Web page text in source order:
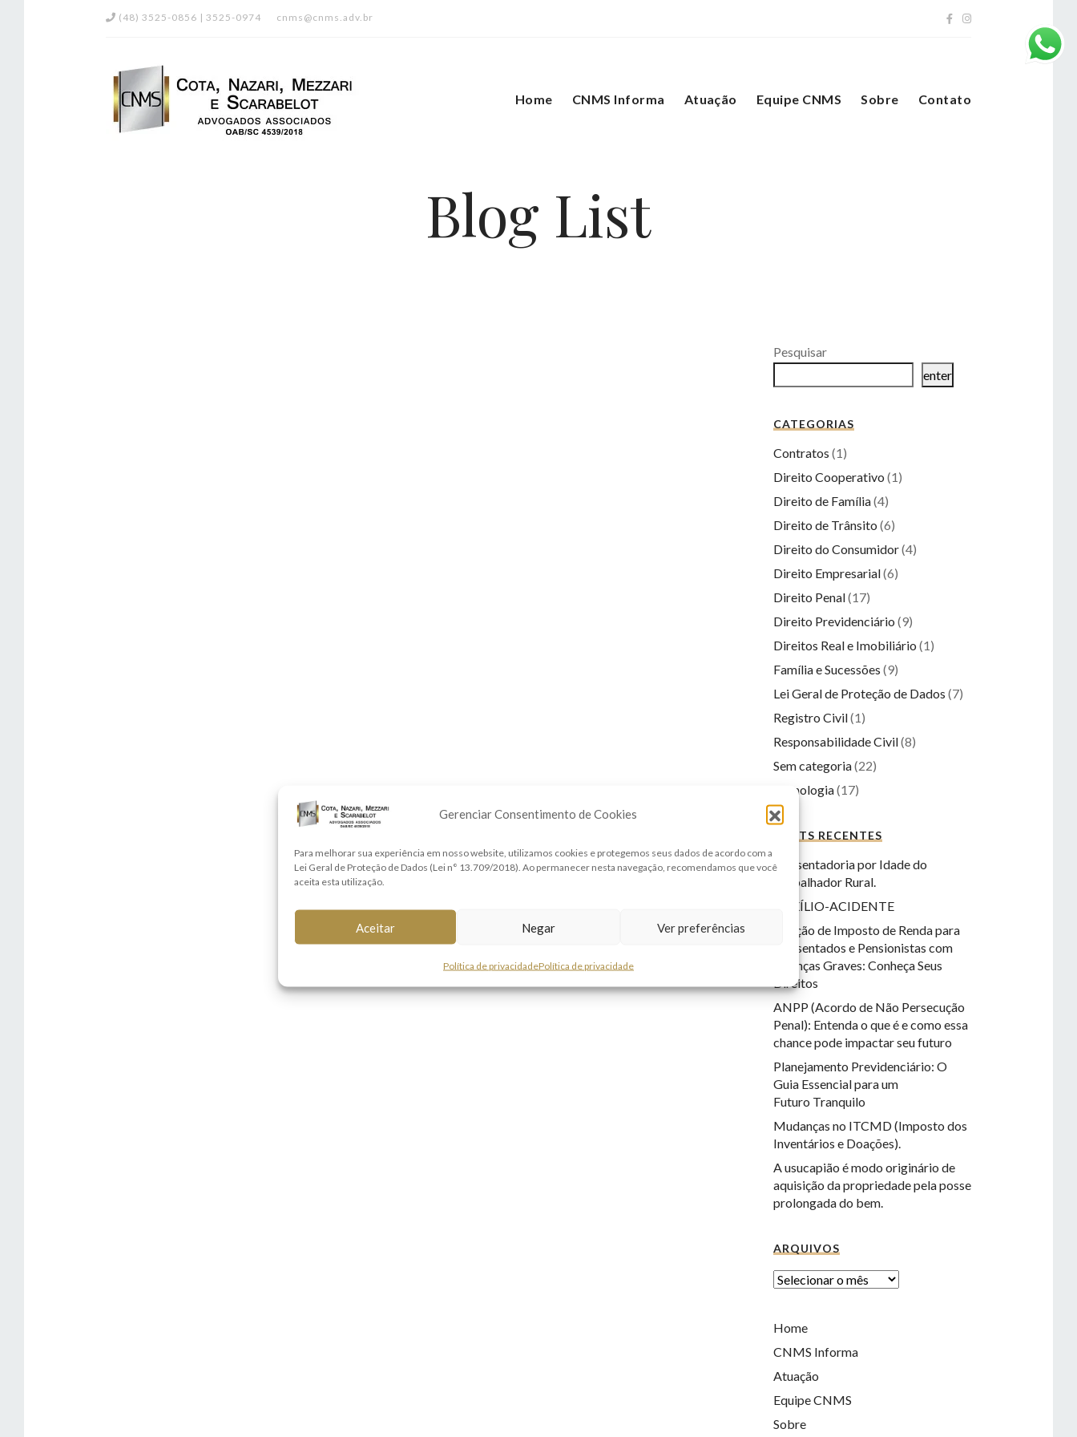
Gerenciar Consentimento de Cookies
Para melhorar sua experiência em nosso website, utilizamos cookies e protegemos seus dados de acordo com a
Lei Geral de Proteção de Dados (Lei n° 13.709/2018). Ao permanecer nesta navegação, recomendamos que você
aceita esta utilização.
Aceitar Negar Ver preferências
Política de privacidadePolítica de privacidade
(48) 3525-0856 | 3525-0974 cnms@cnms.adv.br
Home CNMS Informa Atuação Equipe CNMS Sobre Contato
Blog List
Pesquisar
enter
CATEGORIAS
Contratos (1)
Direito Cooperativo (1)
Direito de Família(4)
Direito de Trânsito (6)
Direito do Consumidor(4)
Direito Empresarial(6)
Direito Penal(17)
Direito Previdenciário (9)
Direitos Real e Imobiliário (1)
Família e Sucessões (9)
Lei Geral de Proteção de Dados (7)
Registro Civil(1)
Responsabilidade Civil(8)
Sem categoria(22)
Tecnologia(17)
POSTS RECENTES
Aposentadoria por Idade do
Trabalhador Rural.
AUXÍLIO-ACIDENTE
Isenção de Imposto de Renda para
Aposentados e Pensionistas com
Doenças Graves: Conheça Seus
Direitos
ANPP (Acordo de Não Persecução
Penal): Entenda o que é e como essa
chance pode impactar seu futuro
Planejamento Previdenciário: O
Guia Essencial para um
Futuro Tranquilo
Mudanças no ITCMD (Imposto dos
Inventários e Doações).
A usucapião é modo originário de
aquisição da propriedade pela posse
prolongada do bem.
ARQUIVOS
Home
CNMS Informa
Atuação
Equipe CNMS
Sobre